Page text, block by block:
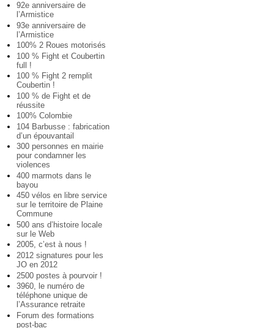
92e anniversaire de
l’Armistice
93e anniversaire de
l’Armistice
100% 2 Roues motorisés
100 % Fight et Coubertin
full !
100 % Fight 2 remplit
Coubertin !
100 % de Fight et de
réussite
100% Colombie
104 Barbusse : fabrication
d’un épouvantail
300 personnes en mairie
pour condamner les
violences
400 marmots dans le
bayou
450 vélos en libre service
sur le territoire de Plaine
Commune
500 ans d’histoire locale
sur le Web
2005, c’est à nous !
2012 signatures pour les
JO en 2012
2500 postes à pourvoir !
3960, le numéro de
téléphone unique de
l’Assurance retraite
Forum des formations
post-bac